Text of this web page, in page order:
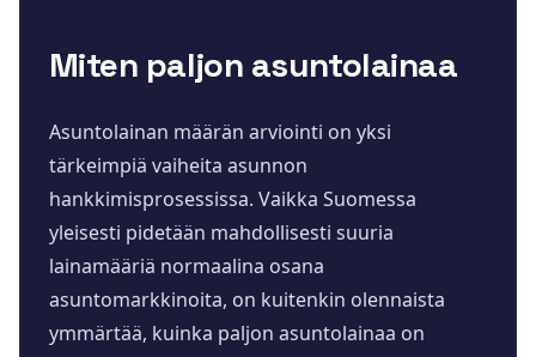
Miten paljon asuntolainaa
Asuntolainan määrän arviointi on yksi
tärkeimpiä vaiheita asunnon
hankkimisprosessissa. Vaikka Suomessa
yleisesti pidetään mahdollisesti suuria
lainamääriä normaalina osana
asuntomarkkinoita, on kuitenkin olennaista
ymmärtää, kuinka paljon asuntolainaa on